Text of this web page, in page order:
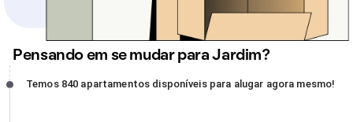
Pensando em se mudar para Jardim?
Temos 840 apartamentos disponíveis para alugar agora mesmo!,
Temos 840 apartamentos disponíveis para alugar agora mesmo!